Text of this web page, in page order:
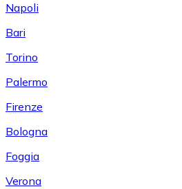
Napoli
Bari
Torino
Palermo
Firenze
Bologna
Foggia
Verona